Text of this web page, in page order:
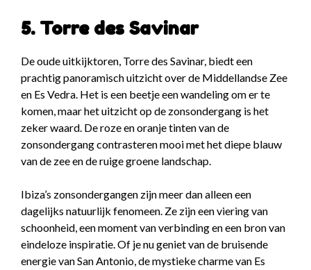
5. Torre des Savinar
De oude uitkijktoren, Torre des Savinar, biedt een
prachtig panoramisch uitzicht over de Middellandse Zee
en Es Vedra. Het is een beetje een wandeling om er te
komen, maar het uitzicht op de zonsondergang is het
zeker waard. De roze en oranje tinten van de
zonsondergang contrasteren mooi met het diepe blauw
van de zee en de ruige groene landschap.
Ibiza’s zonsondergangen zijn meer dan alleen een
dagelijks natuurlijk fenomeen. Ze zijn een viering van
schoonheid, een moment van verbinding en een bron van
eindeloze inspiratie. Of je nu geniet van de bruisende
energie van San Antonio, de mystieke charme van Es